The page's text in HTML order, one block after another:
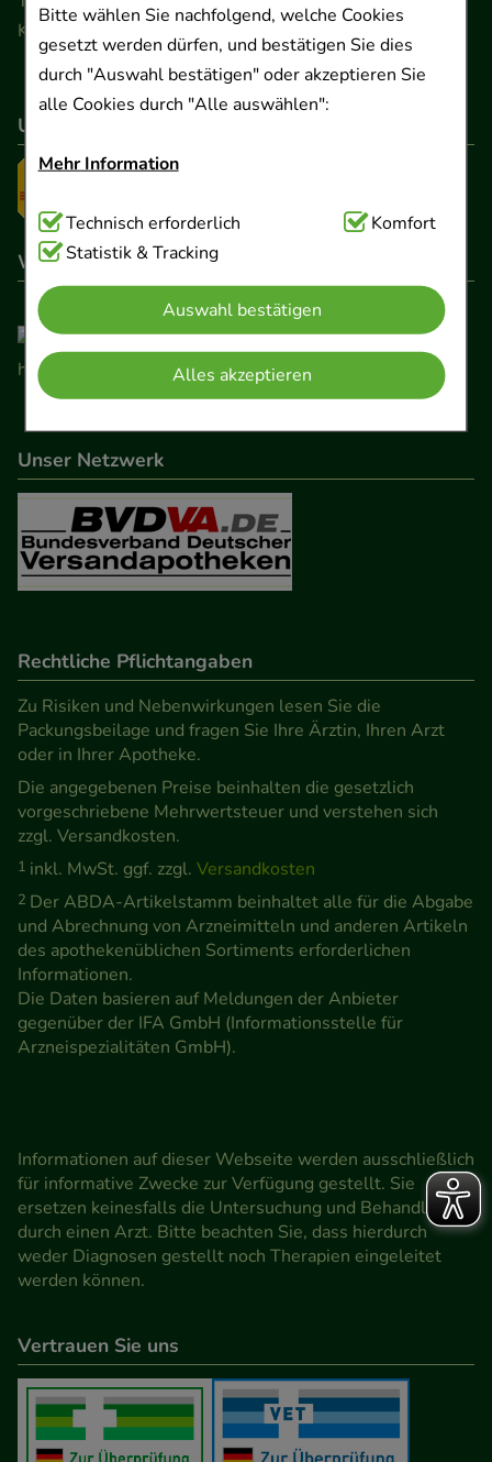
Bitte wählen Sie nachfolgend, welche Cookies
gesetzt werden dürfen, und bestätigen Sie dies
durch "Auswahl bestätigen" oder akzeptieren Sie
alle Cookies durch "Alle auswählen":
Mehr Information
Technisch Notwendig:Hierbei handelt es sich um
Cookies, die für die Grundfunktionen unserer
Website notwendig sind (z.B. Navigation,
Warenkorb, Kundenkonto), weshalb auf diese nicht
verzichtet werden kann.
Komfort:Diese Cookies werden genutzt um das
Einkaufserlebnis noch ansprechender zu gestalten,
beispielsweise für die Wiedererkennung des
Besuchers oder unsere Seite an bevorzugte
Verhaltensweisen (z.B. Spracheinstellung)
anzupassen. Komfort-Cookies ermöglichen es uns
auch auf Ihre Bedürfnisse zugeschrittene Inhalte
Statistik & Tracking:Hierüber lassen sich
Informationen über die Art und Weise der Nutzung
unserer Website sammeln, mit deren Hilfe wir
unsere Website weiter für Sie optimieren können,
den Inhalt auf unserer Website aber auch die
Werbung auf Drittseiten möglichst relevant für Sie
zu gestalten. Bitte beachten Sie, dass Daten hierfür
teilweise an Dritte wie z.B. Google oder soziale
Medien übertragen werden.
Technisch erforderlich
Komfort
Statistik & Tracking
Auswahl bestätigen
Alles akzeptieren
Kontaktformular
Unser Versanddienstleister
Wir sind hier gelistet
Unser Netzwerk
Rechtliche Pflichtangaben
Zu Risiken und Nebenwirkungen lesen Sie die
Packungsbeilage und fragen Sie Ihre Ärztin, Ihren Arzt
oder in Ihrer Apotheke.
Die angegebenen Preise beinhalten die gesetzlich
vorgeschriebene Mehrwertsteuer und verstehen sich
zzgl. Versandkosten.
1 inkl. MwSt. ggf. zzgl. Versandkosten
2 Der ABDA-Artikelstamm beinhaltet alle für die Abgabe
und Abrechnung von Arzneimitteln und anderen Artikeln
des apothekenüblichen Sortiments erforderlichen
Informationen.
Die Daten basieren auf Meldungen der Anbieter
gegenüber der IFA GmbH (Informationsstelle für
Arzneispezialitäten GmbH).
Informationen auf dieser Webseite werden ausschließlich
für informative Zwecke zur Verfügung gestellt. Sie
ersetzen keinesfalls die Untersuchung und Behandlung
durch einen Arzt. Bitte beachten Sie, dass hierdurch
weder Diagnosen gestellt noch Therapien eingeleitet
werden können.
Vertrauen Sie uns